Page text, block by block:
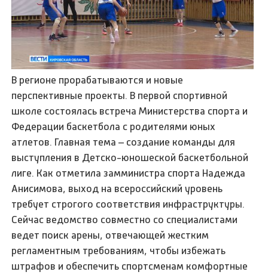
В регионе прорабатываются и новые
перспективные проекты. В первой спортивной
школе состоялась встреча Министерства спорта и
Федерации баскетбола с родителями юных
атлетов. Главная тема – создание команды для
выступления в Детско-юношеской баскетбольной
лиге. Как отметила замминистра спорта Надежда
Анисимова, выход на всероссийский уровень
требует строгого соответствия инфраструктуры.
Сейчас ведомство совместно со специалистами
ведет поиск арены, отвечающей жестким
регламентным требованиям, чтобы избежать
штрафов и обеспечить спортсменам комфортные